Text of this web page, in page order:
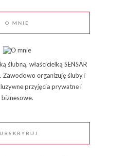
O MNIE
ślubną, właścicielką SENSAR
Zawodowo organizuję śluby i
przyjęcia prywatne i
biznesowe.